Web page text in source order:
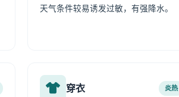
天气条件较易诱发过敏，有强降水。
穿衣 炎热